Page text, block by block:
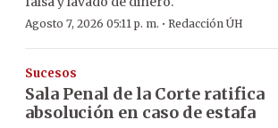
Agosto 7, 2026 05:11 p. m. · Redacción ÚH
Sucesos
Sala Penal de la Corte ratifica
absolución en caso de estafa